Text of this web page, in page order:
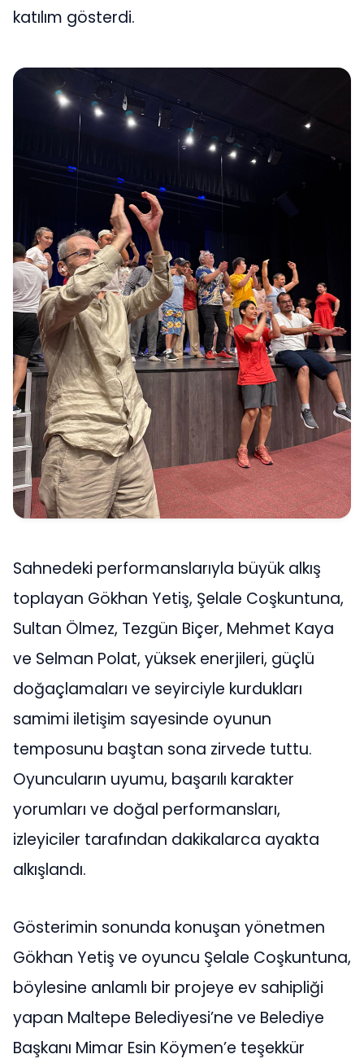
katılım gösterdi.
Sahnedeki performanslarıyla büyük alkış
toplayan Gökhan Yetiş, Şelale Coşkuntuna,
Sultan Ölmez, Tezgün Biçer, Mehmet Kaya
ve Selman Polat, yüksek enerjileri, güçlü
doğaçlamaları ve seyirciyle kurdukları
samimi iletişim sayesinde oyunun
temposunu baştan sona zirvede tuttu.
Oyuncuların uyumu, başarılı karakter
yorumları ve doğal performansları,
izleyiciler tarafından dakikalarca ayakta
alkışlandı.
Gösterimin sonunda konuşan yönetmen
Gökhan Yetiş ve oyuncu Şelale Coşkuntuna,
böylesine anlamlı bir projeye ev sahipliği
yapan Maltepe Belediyesi’ne ve Belediye
Başkanı Mimar Esin Köymen’e teşekkür